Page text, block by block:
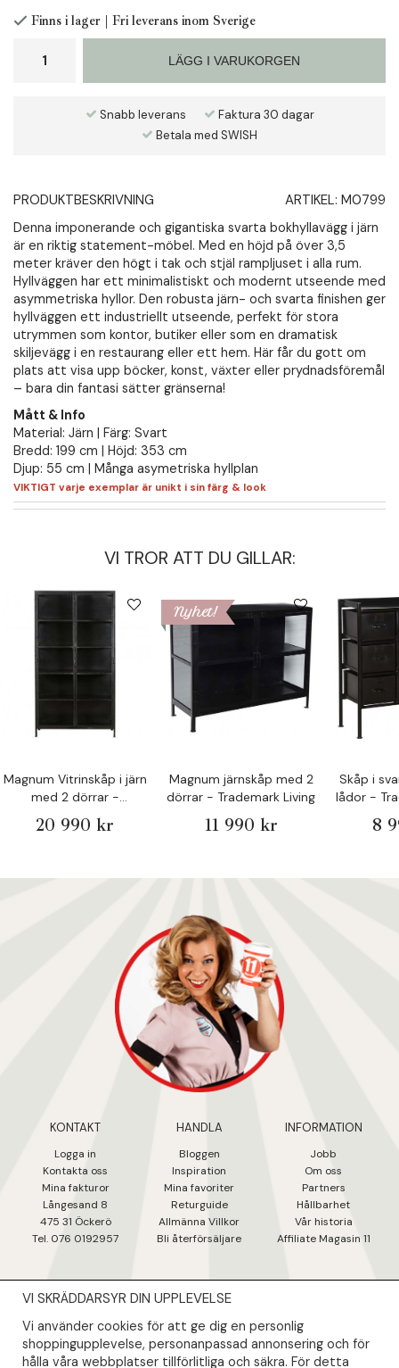
Finns i lager | Fri leverans inom Sverige
LÄGG I VARUKORGEN
Snabb leverans
Faktura 30 dagar
Betala med SWISH
PRODUKTBESKRIVNING ARTIKEL: M0799
Denna imponerande och gigantiska svarta bokhyllavägg i järn
är en riktig statement-möbel. Med en höjd på över 3,5
meter kräver den högt i tak och stjäl rampljuset i alla rum.
Hyllväggen har ett minimalistiskt och modernt utseende med
asymmetriska hyllor. Den robusta järn- och svarta finishen ger
hyllväggen ett industriellt utseende, perfekt för stora
utrymmen som kontor, butiker eller som en dramatisk
skiljevägg i en restaurang eller ett hem. Här får du gott om
plats att visa upp böcker, konst, växter eller prydnadsföremål
– bara din fantasi sätter gränserna!
Mått & Info
Material: Järn | Färg: Svart
Bredd: 199 cm | Höjd: 353 cm
Djup: 55 cm | Många asymetriska hyllplan
VIKTIGT varje exemplar är unikt i sin färg & look
VI TROR ATT DU GILLAR:
Magnum Vitrinskåp i järn
med 2 dörrar -
Trademark Living
20 990 kr
Nyhet!
Magnum järnskåp med 2
dörrar - Trademark Living
11 990 kr
Skåp i
lådor -
8
KONTAKT
Logga in
Kontakta oss
Mina fakturor
Långesand 8
475 31 Öckerö
Tel. 076 0192957
HANDLA
Bloggen
Inspiration
Mina favoriter
Returguide
Allmänna Villkor
Bli återförsäljare
INFORMATION
Jobb
Om oss
Partners
Hållbarhet
Vår historia
Affiliate Magasin 11
NYHETSBREV
Såklart skall du ta del av våra bästa erbjudanden & nyheter!
VI SKRÄDDARSYR DIN UPPLEVELSE
Vi använder cookies för att ge dig en personlig
shoppingupplevelse, personanpassad annonsering och för
hålla våra webbplatser tillförlitliga och säkra. För detta